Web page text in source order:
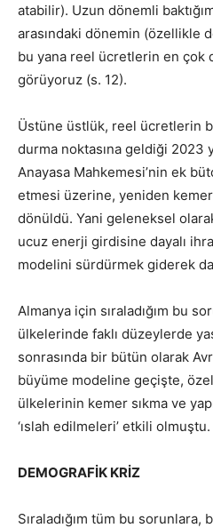
atabilir). Uzun dönemli
arasındaki dönemin (özellikle
bu yana reel ücretlerin en çok
görüyoruz (s. 12).
Üstüne üstlük, reel ücretlerin
durma noktasına geldiği 2023
Anayasa Mahkemesi’nin ek
etmesi üzerine, yeniden kemer
dönüldü. Yani geleneksel
ucuz enerji girdisine dayalı
modelini sürdürmek giderek
Almanya için sıraladığım bu
ülkelerinde faklı düzeylerde
sonrasında bir bütün olarak
büyüme modeline geçişte,
ülkelerinin kemer sıkma ve
‘ıslah edilmeleri’ etkili olmuştu.
DEMOGRAFİK KRİZ
Sıraladığım tüm bu sorunlara,